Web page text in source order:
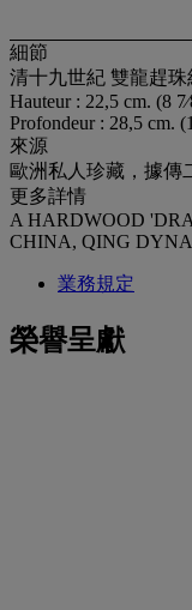
細節
清十九世紀 雙龍趕珠
Hauteur : 22,5 cm. (8
Profondeur : 28,5 cm.
來源
歐洲私人珍藏，據傳
更多詳情
A HARDWOOD
CHINA, QING
業務規定
榮譽呈獻